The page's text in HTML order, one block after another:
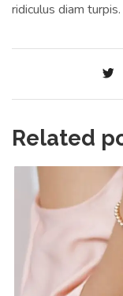
ridiculus diam turpis.
Related